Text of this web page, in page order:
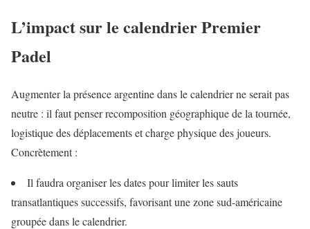
L’impact sur le calendrier Premier
Padel
Augmenter la présence argentine dans le calendrier ne serait pas
neutre : il faut penser recomposition géographique de la tournée,
logistique des déplacements et charge physique des joueurs.
Concrètement :
Il faudra organiser les dates pour limiter les sauts
transatlantiques successifs, favorisant une zone sud-américaine
groupée dans le calendrier.